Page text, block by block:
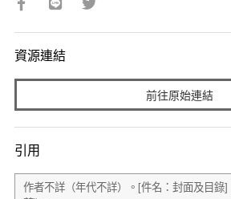
資源連結
前往原始連結
引用